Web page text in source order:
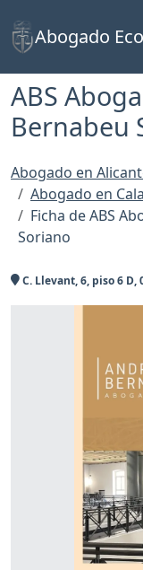
Abogado
ABS
Bernabeu
Abogado en
Abogado en
Ficha de ABS
Soriano
C. Llevant, 6, piso 6